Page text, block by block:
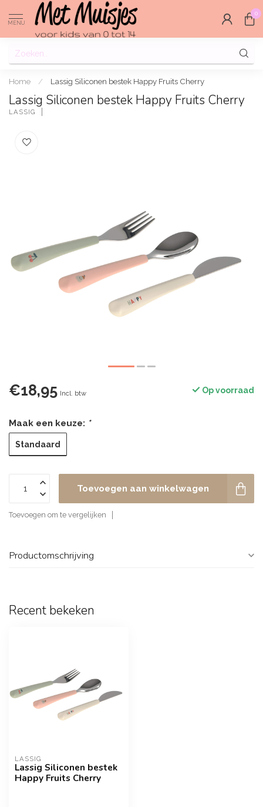
MENU
0
Home / Lassig Siliconen bestek Happy Fruits Cherry
Lassig Siliconen bestek Happy Fruits Cherry
LASSIG
€18,95 Incl. btw Op voorraad
Maak een keuze: *
Standaard
Toevoegen aan winkelwagen
Toevoegen om te vergelijken
Productomschrijving
Recent bekeken
LASSIG
Lassig Siliconen bestek
Happy Fruits Cherry